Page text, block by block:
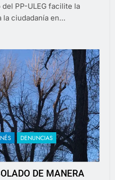
PP-ULEG facilite la
la ciudadanía en…
DENUNCIAS
DE MANERA